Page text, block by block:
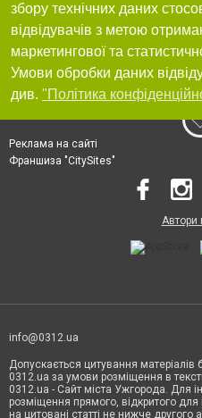
збору технічних даних
відвідувачів з метою
маркетингової та
Умови обробки даних
див. "Політика
Реклама на сайті
Франшиза "CitySites"
Автори
info@0312.ua
Допускається цитування
0312.ua за умови розміщення в
0312.ua - Сайт міста Ужгорода. Для
розміщення прямого, відкритого
на цитовані статті не нижче другого